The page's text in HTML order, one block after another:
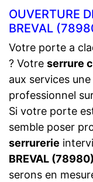
OUVERTURE
BREVAL
Votre porte a
? Votre serrure
aux services une
professionnel
Si votre porte
semble poser
serrurerie
BREVAL (78980)
serons en